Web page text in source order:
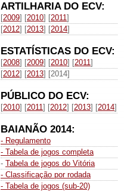
ARTILHARIA DO ECV:
[2009] [2010] [2011]
[2012] [2013] [2014]
ESTATÍSTICAS DO ECV:
[2008] [2009] [2010] [2011]
[2012] [2013] [2014]
PÚBLICO DO ECV:
[2010] [2011] [2012] [2013] [2014]
BAIANÃO 2014:
- Regulamento
- Tabela de jogos completa
- Tabela de jogos do Vitória
- Classificação por rodada
- Tabela de jogos (sub-20)